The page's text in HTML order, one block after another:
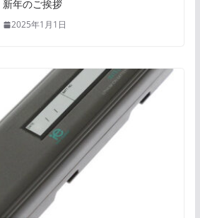
新年のご挨拶
2025年1月1日